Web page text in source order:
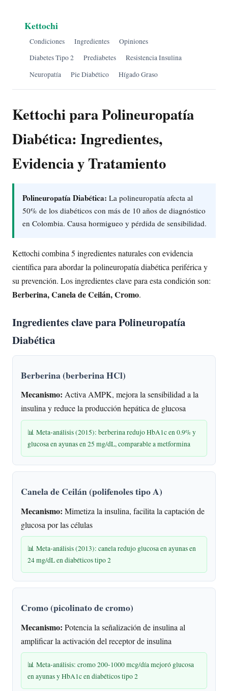
Kettochi
Condiciones Ingredientes
Opiniones
Diabetes Tipo 2
Prediabetes
Resistencia Insulina
Neuropatía
Pie Diabético Hígado Graso
Kettochi para Polineuropatía
Diabética: Ingredientes,
Evidencia y Tratamiento
Polineuropatía Diabética: La polineuropatía afecta al
50% de los diabéticos con más de 10 años de diagnóstico
en Colombia. Causa hormigueo y pérdida de sensibilidad.
Kettochi combina 5 ingredientes naturales con evidencia
científica para abordar la polineuropatía diabética periférica y
su prevención. Los ingredientes clave para esta condición son:
Berberina, Canela de Ceilán, Cromo.
Ingredientes clave para Polineuropatía
Diabética
Berberina (berberina HCl)
Mecanismo: Activa AMPK, mejora la sensibilidad a la
insulina y reduce la producción hepática de glucosa
📊 Meta-análisis (2015): berberina redujo HbA1c en 0.9% y
glucosa en ayunas en 25 mg/dL, comparable a metformina
Canela de Ceilán (polifenoles tipo A)
Mecanismo: Mimetiza la insulina, facilita la captación de
glucosa por las células
📊 Meta-análisis (2013): canela redujo glucosa en ayunas en
24 mg/dL en diabéticos tipo 2
Cromo (picolinato de cromo)
Mecanismo: Potencia la señalización de insulina al
amplificar la activación del receptor de insulina
📊 Meta-análisis: cromo 200-1000 mcg/día mejoró glucosa
en ayunas y HbA1c en diabéticos tipo 2